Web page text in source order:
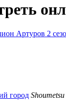
Артуров 2
город